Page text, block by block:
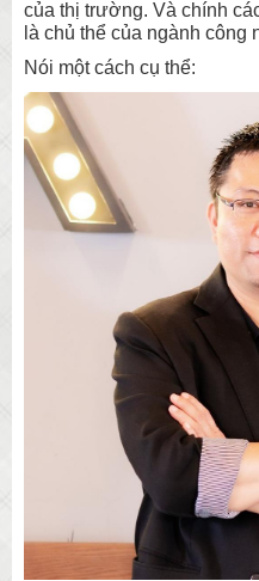
của thị trường. Và chính
là chủ thể của ngành công
Nói một cách cụ thể: